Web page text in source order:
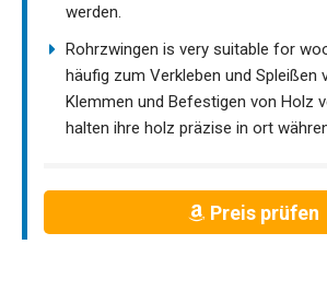
werden.
Rohrzwingen is very suitable for
häufig zum Verkleben und Spleißen
Klemmen und Befestigen von Holz
halten ihre holz präzise in ort
Preis prüfen